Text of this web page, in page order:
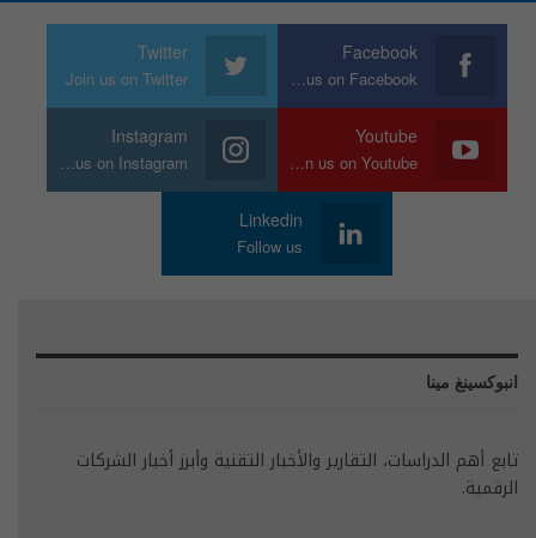
Facebook
Join us on Facebook
Twitter
Join us on Twitter
Youtube
Join us on Youtube
Instagram
Join us on Instagram
Linkedin
Follow us
انبوكسينغ مينا
تابع أهم الدراسات، التقارير والأخبار التقنية وأبرز أخبار الشركات
الرقمية.